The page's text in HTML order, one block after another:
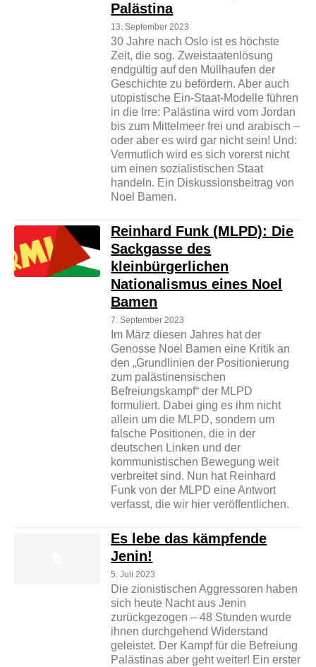
Palästina
13. September 2023
30 Jahre nach Oslo ist es höchste
Zeit, die sog. Zweistaatenlösung
endgültig auf den Müllhaufen der
Geschichte zu befördern. Aber auch
utopistische Ein-Staat-Modelle führen
in die Irre: Palästina wird vom Jordan
bis zum Mittelmeer frei und arabisch –
oder aber es wird gar nicht sein! Und:
Vermutlich wird es sich vorerst nicht
um einen sozialistischen Staat
handeln. Ein Diskussionsbeitrag von
Noel Bamen.
Reinhard Funk (MLPD): Die
Sackgasse des
kleinbürgerlichen
Nationalismus eines Noel
Bamen
7. September 2023
Im März diesen Jahres hat der
Genosse Noel Bamen eine Kritik an
den „Grundlinien der Positionierung
zum palästinensischen
Befreiungskampf“ der MLPD
formuliert. Dabei ging es ihm nicht
allein um die MLPD, sondern um
falsche Positionen, die in der
deutschen Linken und der
kommunistischen Bewegung weit
verbreitet sind. Nun hat Reinhard
Funk von der MLPD eine Antwort
verfasst, die wir hier veröffentlichen.
Es lebe das kämpfende
Jenin!
5. Juli 2023
Die zionistischen Aggressoren haben
sich heute Nacht aus Jenin
zurückgezogen – 48 Stunden wurde
ihnen durchgehend Widerstand
geleistet. Der Kampf für die Befreiung
Palästinas aber geht weiter! Ein erster